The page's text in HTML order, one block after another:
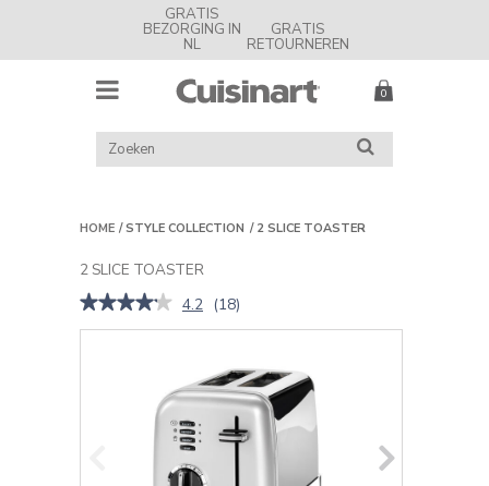
GRATIS
BEZORGING IN
NL
GRATIS
RETOURNEREN
MENU
Nederland
ZOEK
ZOEKEN
HOME STYLE COLLECTION 2 SLICE TOASTER
2 SLICE TOASTER
★★★★★
★★★★★
sterren.
Beoordelingen
4.2 (18)